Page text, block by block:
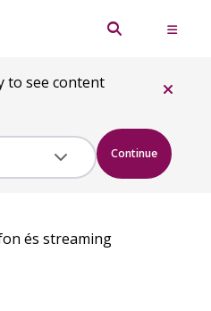
to see content
Continue
és streaming